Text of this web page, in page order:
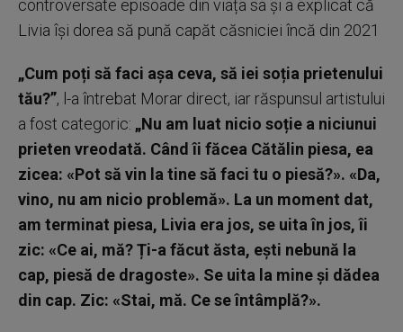
controversate episoade din viața sa și a explicat că
Livia își dorea să pună capăt căsniciei încă din 2021
„Cum poți să faci așa ceva, să iei soția prietenului
tău?”, l-a întrebat Morar direct, iar răspunsul artistului
a fost categoric: „Nu am luat nicio soție a niciunui
prieten vreodată. Când îi făcea Cătălin piesa, ea
zicea: «Pot să vin la tine să faci tu o piesă?». «Da,
vino, nu am nicio problemă». La un moment dat,
am terminat piesa, Livia era jos, se uita în jos, îi
zic: «Ce ai, mă? Ți-a făcut ăsta, ești nebună la
cap, piesă de dragoste». Se uita la mine și dădea
din cap. Zic: «Stai, mă. Ce se întâmplă?».